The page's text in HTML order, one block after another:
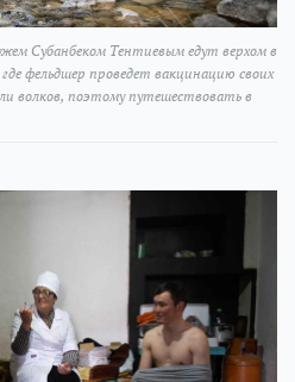
Субанбеком Тентиевым едут верхом в
фельдшер проведет вакцинацию своих
волков, поэтому путешествовать в